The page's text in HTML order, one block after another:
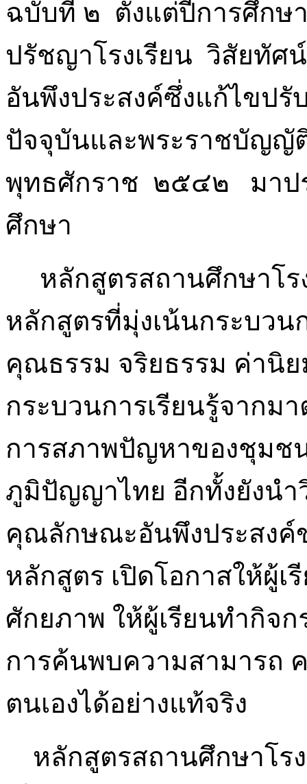
ฉบับที่ ๒ ตั้งแต่ปีการศึ
ปรัชญาโรงเรียน วิสัยทั
อันพึงประสงค์ซึ่งแก้ไขป
ปัจจุบันและพระราชบัญญั
พุทธศักราช ๒๕๔๒ มาป
ศึกษา
หลักสูตรสถานศึกษาโร
หลักสูตรที่มุ่งเน้นกระบว
คุณธรรม จริยธรรม ค่านิ
กระบวนการเรียนรู้จากม
การสภาพปัญหาของชุมช
ภูมิปัญญาไทย อีกทั้งยังนำ
คุณลักษณะอันพึงประสงค์
หลักสูตร เปิดโอกาสให้ผู้
ศักยภาพ ให้ผู้เรียนทำกิจ
การค้นพบความสามารถ
ตนเองได้อย่างแท้จริง
หลักสูตรสถานศึกษาโร